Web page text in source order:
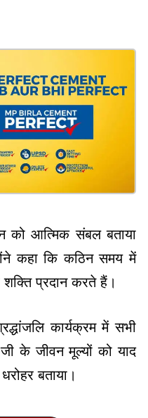
को आत्मिक संबल बताया
कहा कि कठिन समय में
प्रदान करते हैं।
कार्यक्रम में सभी
जी के जीवन मूल्यों को याद
बताया।